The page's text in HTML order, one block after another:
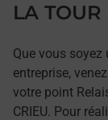
LA
Que vous
entreprise,
votre point
CRIEU. Pour